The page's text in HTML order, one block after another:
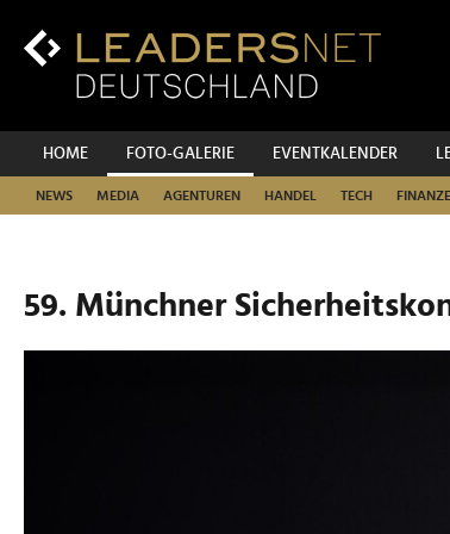
Inhalt
Hauptnavigation
HOME FOTO-GALERIE EVENTKALENDER
NEWS MEDIA AGENTUREN HANDEL TECH
59. Münchner